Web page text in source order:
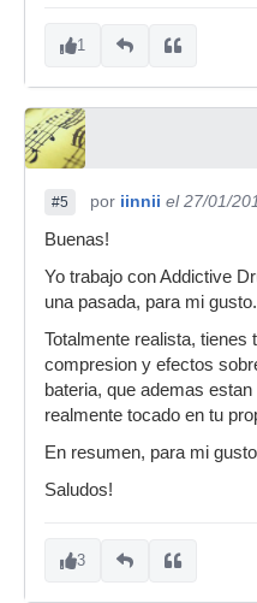
1
#5 por iinnii el 27/01/
Buenas!
Yo trabajo con Addictive
una pasada, para mi gusto.
Totalmente realista, tienes
compresion y efectos
bateria, que ademas
realmente tocado en tu
En resumen, para mi
Saludos!
3